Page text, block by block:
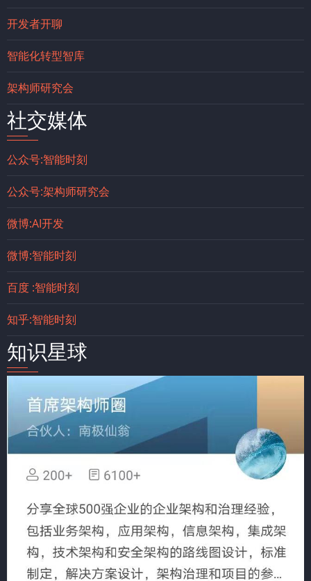
开发者开聊
智能化转型智库
架构师研究会
社交媒体
公众号:智能时刻
公众号:架构师研究会
微博:AI开发
微博:智能时刻
百度 :智能时刻
知乎:智能时刻
知识星球